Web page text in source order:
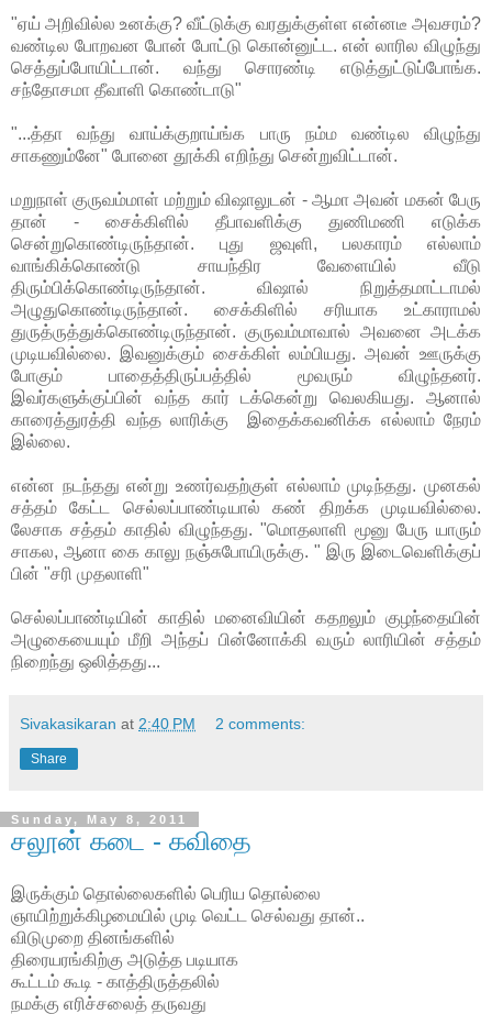
"ஏய் அறிவில்ல உனக்கு? வீட்டுக்கு வரதுக்குள்ள என்னடீ அவசரம்?
வண்டில போறவன போன் போட்டு கொன்னுட்ட. என் லாரில விழுந்து
செத்துப்போயிட்டான். வந்து சொரண்டி எடுத்துட்டுப்போங்க.
சந்தோசமா தீவாளி கொண்டாடு"
"...த்தா வந்து வாய்க்குறாய்ங்க பாரு நம்ம வண்டில விழுந்து
சாகணும்னே" போனை தூக்கி எறிந்து சென்றுவிட்டான்.
மறுநாள் குருவம்மாள் மற்றும் விஷாலுடன் - ஆமா அவன் மகன் பேரு
தான் - சைக்கிளில் தீபாவளிக்கு துணிமணி எடுக்க
சென்றுகொண்டிருந்தான். புது ஜவுளி, பலகாரம் எல்லாம்
வாங்கிக்கொண்டு சாயந்திர வேளையில் வீடு
திரும்பிக்கொண்டிருந்தான். விஷால் நிறுத்தமாட்டாமல்
அழுதுகொண்டிருந்தான். சைக்கிளில் சரியாக உட்காராமல்
துருத்ருத்துக்கொண்டிருந்தான். குருவம்மாவால் அவனை அடக்க
முடியவில்லை. இவனுக்கும் சைக்கிள் லம்பியது. அவன் ஊருக்கு
போகும் பாதைத்திருப்பத்தில் மூவரும் விழுந்தனர்.
இவர்களுக்குப்பின் வந்த கார் டக்கென்று வெலகியது. ஆனால்
காரைத்துரத்தி வந்த லாரிக்கு இதைக்கவனிக்க எல்லாம் நேரம்
இல்லை.
என்ன நடந்தது என்று உணர்வதற்குள் எல்லாம் முடிந்தது. முனகல்
சத்தம் கேட்ட செல்லப்பாண்டியால் கண் திறக்க முடியவில்லை.
லேசாக சத்தம் காதில் விழுந்தது. "மொதலாளி மூனு பேரு யாரும்
சாகல, ஆனா கை காலு நஞ்சுபோயிருக்கு. " இரு இடைவெளிக்குப்
பின் "சரி முதலாளி"
செல்லப்பாண்டியின் காதில் மனைவியின் கதறலும் குழந்தையின்
அழுகையையும் மீறி அந்தப் பின்னோக்கி வரும் லாரியின் சத்தம்
நிறைந்து ஒலித்தது...
Sivakasikaran at 2:40 PM 2 comments:
Share
Sunday, May 8, 2011
சலூன் கடை - கவிதை
இருக்கும் தொல்லைகளில் பெரிய தொல்லை
ஞாயிற்றுக்கிழமையில் முடி வெட்ட செல்வது தான்..
விடுமுறை தினங்களில்
திரையரங்கிற்கு அடுத்த படியாக
கூட்டம் கூடி - காத்திருத்தலில்
நமக்கு எரிச்சலைத் தருவது